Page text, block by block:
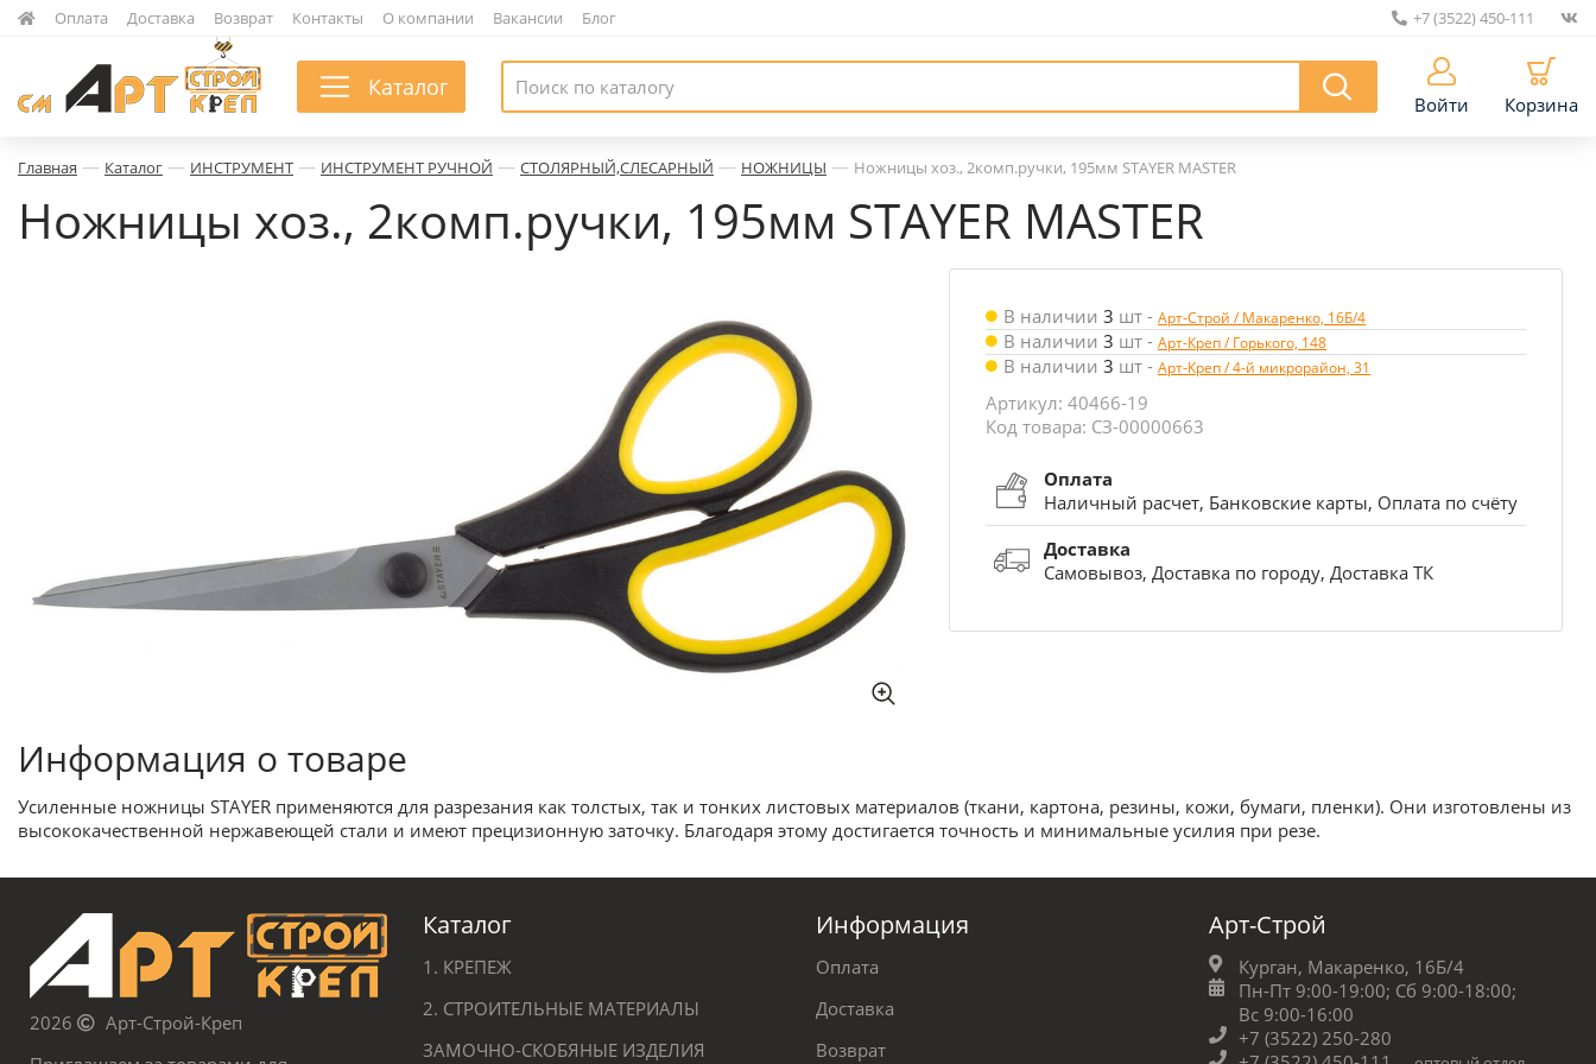
Оплата Доставка Возврат Контакты О компании Вакансии Блог +7 (3522) 450-111
Каталог
Войти Корзина
Главная — Каталог — ИНСТРУМЕНТ — ИНСТРУМЕНТ РУЧНОЙ — СТОЛЯРНЫЙ,СЛЕСАРНЫЙ — НОЖНИЦЫ — Ножницы хоз., 2комп.ручки, 195мм STAYER MASTER
Ножницы хоз., 2комп.ручки, 195мм STAYER MASTER
В наличии 3 шт - Арт-Строй / Макаренко, 16Б/4
В наличии 3 шт - Арт-Креп / Горького, 148
В наличии 3 шт - Арт-Креп / 4-й микрорайон, 31
Артикул: 40466-19
Код товара: СЗ-00000663
Оплата
Наличный расчет, Банковские карты, Оплата по счёту
Доставка
Самовывоз, Доставка по городу, Доставка ТК
Информация о товаре
Усиленные ножницы STAYER применяются для разрезания как толстых, так и тонких листовых материалов (ткани, картона, резины, кожи, бумаги, пленки). Они изготовлены из
высококачественной нержавеющей стали и имеют прецизионную заточку. Благодаря этому достигается точность и минимальные усилия при резе.
2026
Арт-Строй-Креп
Каталог
1. КРЕПЕЖ
2. СТРОИТЕЛЬНЫЕ МАТЕРИАЛЫ
ЗАМОЧНО-СКОБЯНЫЕ ИЗДЕЛИЯ
Информация
Оплата
Доставка
Возврат
Арт-Строй
Курган, Макаренко, 16Б/4
Пн-Пт 9:00-19:00; Сб 9:00-18:00;
Вс 9:00-16:00
+7 (3522) 250-280